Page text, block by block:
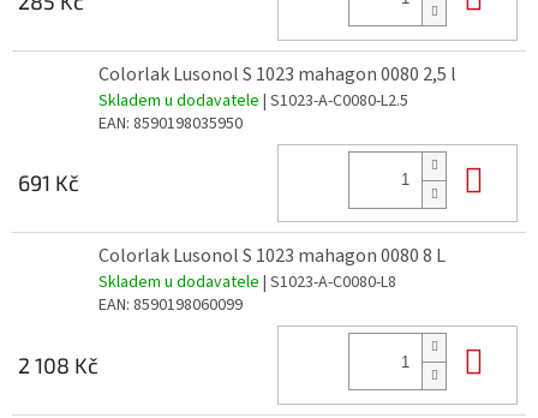
Colorlak Lusonol S 1023 mahagon 0080 2,5 l
Skladem u dodavatele | S1023-A-C0080-L2.5
EAN: 8590198035950
691 Kč
Colorlak Lusonol S 1023 mahagon 0080 8 L
Skladem u dodavatele | S1023-A-C0080-L8
EAN: 8590198060099
2 108 Kč